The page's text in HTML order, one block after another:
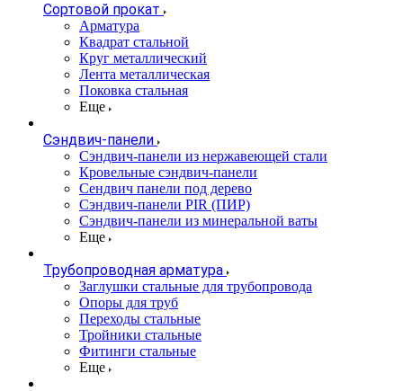
Сортовой прокат
Арматура
Квадрат стальной
Круг металлический
Лента металлическая
Поковка стальная
Еще
Сэндвич-панели
Cэндвич-панели из нержавеющей стали
Кровельные сэндвич-панели
Сендвич панели под дерево
Сэндвич-панели PIR (ПИР)
Сэндвич-панели из минеральной ваты
Еще
Трубопроводная арматура
Заглушки стальные для трубопровода
Опоры для труб
Переходы стальные
Тройники стальные
Фитинги стальные
Еще